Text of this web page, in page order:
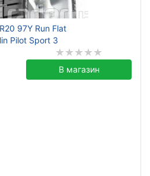
97Y Run Flat
Pilot Sport 3
В магазин